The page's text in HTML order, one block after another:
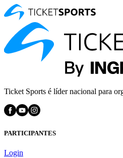
Ticket Sports é líder nacional para
PARTICIPANTES
Login